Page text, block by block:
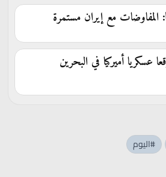
المفاوضات مع إيران مستمرة
استهدفنا 85 موقعا عسكريا أميركيا في البحرين
#اليوم